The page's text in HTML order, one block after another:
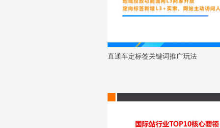
直通车定标签关键词推广玩法